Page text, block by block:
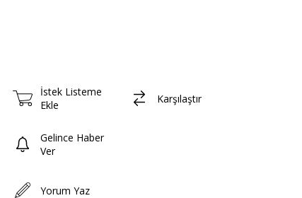
İstek Listeme
Ekle
Karşılaştır
Gelince Haber
Ver
Yorum Yaz